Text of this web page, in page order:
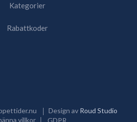
Kategorier
Rabattkoder
Design av Roud Studio
villkor
GDPR